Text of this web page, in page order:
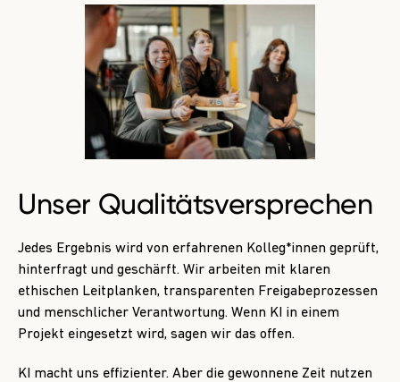
Unser Qualitätsversprechen
Jedes Ergebnis wird von erfahrenen Kolleg*innen geprüft,
hinterfragt und geschärft. Wir arbeiten mit klaren
ethischen Leitplanken, transparenten Freigabeprozessen
und menschlicher Verantwortung. Wenn KI in einem
Projekt eingesetzt wird, sagen wir das offen.
KI macht uns effizienter. Aber die gewonnene Zeit nutzen